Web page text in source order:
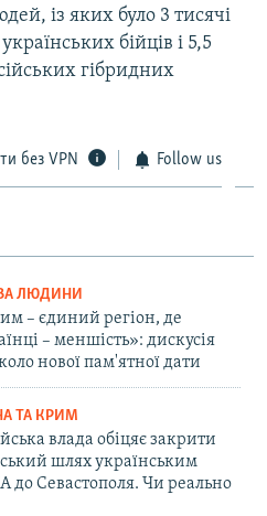
із яких було 3 тисячі
бійців і 5,5
гібридних
без VPN Follow us
ЛЮДИНИ
– єдиний регіон, де
– меншість»: дискусія
нової пам'ятної дати
ТА КРИМ
влада обіцяє закрити
шлях українським
до Севастополя. Чи реально